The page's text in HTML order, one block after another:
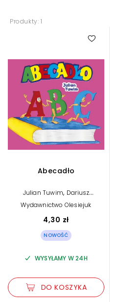
Produkty: 1
Abecadło
Julian Tuwim, Dariusz
Stolarczyk (ilustr.)
Monika
Stolarczyk (ilustr.)
Wydawnictwo Olesiejuk
4,30 zł
NOWOŚĆ
WYSYŁAMY W 24H
DO KOSZYKA